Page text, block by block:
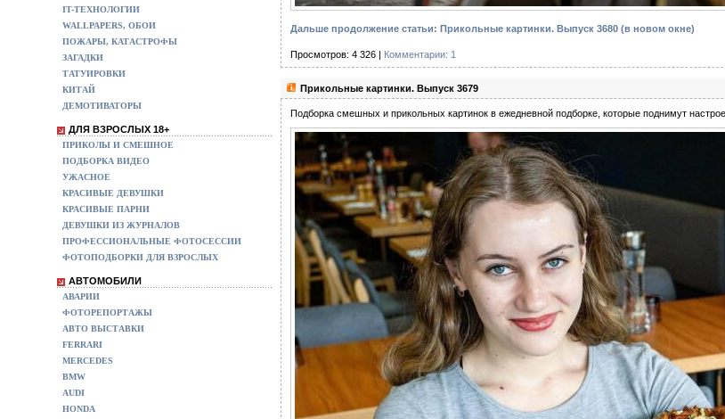
IT-ТЕХНОЛОГИИ
WALLPAPERS, ОБОИ
ПОЖАРЫ, КАТАСТРОФЫ
ЗАГАДКИ
ТАТУИРОВКИ
КИТАЙ
ДЕМОТИВАТОРЫ
ДЛЯ ВЗРОСЛЫХ 18+
ПРИКОЛЫ И СМЕШНОЕ
ПОДБОРКА ВИДЕО
УЖАСНОЕ
КРАСИВЫЕ ДЕВУШКИ
КРАСИВЫЕ ПАРНИ
ДЕВУШКИ ИЗ ЖУРНАЛОВ
ПРОФЕССИОНАЛЬНЫЕ ФОТОСЕССИИ
ФОТОПОДБОРКИ ДЛЯ ВЗРОСЛЫХ
АВТОМОБИЛИ
АВАРИИ
ФОТОРЕПОРТАЖЫ
АВТО ВЫСТАВКИ
FERRARI
MERCEDES
BMW
AUDI
HONDA
Дальше продолжение статьи: Прикольные картинки. Выпуск 3680 (в новом окне)
Просмотров: 4 326 | Комментарии: 1
Прикольные картинки. Выпуск 3679
Подборка смешных и прикольных картинок в ежедневной подборке, которые поднимут